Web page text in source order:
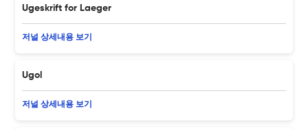
Ugeskrift for Laeger
저널 상세내용 보기
Ugol
저널 상세내용 보기